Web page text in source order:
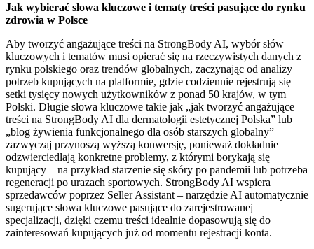
Jak wybierać słowa kluczowe i tematy treści pasujące do rynku
zdrowia w Polsce
Aby tworzyć angażujące treści na StrongBody AI, wybór słów
kluczowych i tematów musi opierać się na rzeczywistych danych z
rynku polskiego oraz trendów globalnych, zaczynając od analizy
potrzeb kupujących na platformie, gdzie codziennie rejestrują się
setki tysięcy nowych użytkowników z ponad 50 krajów, w tym
Polski. Długie słowa kluczowe takie jak „jak tworzyć angażujące
treści na StrongBody AI dla dermatologii estetycznej Polska” lub
„blog żywienia funkcjonalnego dla osób starszych globalny”
zazwyczaj przynoszą wyższą konwersję, ponieważ dokładnie
odzwierciedlają konkretne problemy, z którymi borykają się
kupujący – na przykład starzenie się skóry po pandemii lub potrzeba
regeneracji po urazach sportowych. StrongBody AI wspiera
sprzedawców poprzez Seller Assistant – narzędzie AI automatycznie
sugerujące słowa kluczowe pasujące do zarejestrowanej
specjalizacji, dzięki czemu treści idealnie dopasowują się do
zainteresowań kupujących już od momentu rejestracji konta.